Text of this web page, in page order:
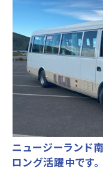
ニュージーランド
ロング活躍中です。